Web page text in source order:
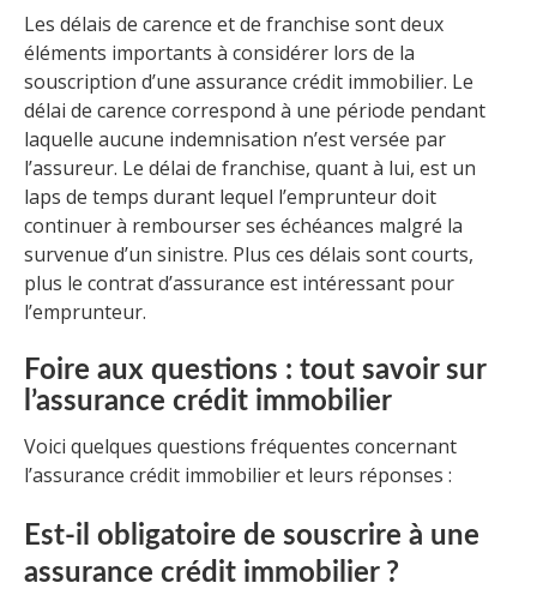
Les délais de carence et de franchise sont deux
éléments importants à considérer lors de la
souscription d’une assurance crédit immobilier. Le
délai de carence correspond à une période pendant
laquelle aucune indemnisation n’est versée par
l’assureur. Le délai de franchise, quant à lui, est un
laps de temps durant lequel l’emprunteur doit
continuer à rembourser ses échéances malgré la
survenue d’un sinistre. Plus ces délais sont courts,
plus le contrat d’assurance est intéressant pour
l’emprunteur.
Foire aux questions : tout savoir sur
l’assurance crédit immobilier
Voici quelques questions fréquentes concernant
l’assurance crédit immobilier et leurs réponses :
Est-il obligatoire de souscrire à une
assurance crédit immobilier ?